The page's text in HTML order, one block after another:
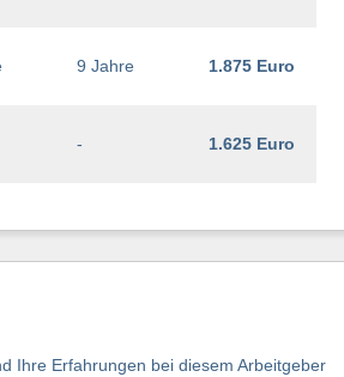
9 Jahre 1.875 Euro
- 1.625 Euro
Ihre Erfahrungen bei diesem Arbeitgeber